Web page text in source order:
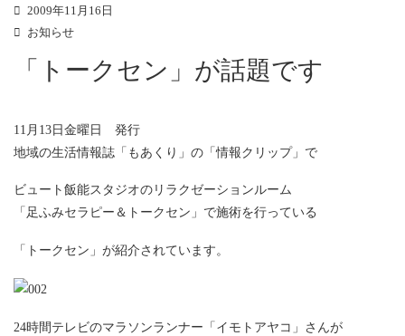
2009年11月16日
お知らせ
「トークセン」が話題です
11月13日金曜日 発行
地域の生活情報誌「もあくり」の「情報クリップ」で
ビュート飯能スタジオのリラクゼーションルーム
「足ふみセラピー＆トークセン」で施術を行っている
「トークセン」が紹介されています。
24時間テレビのマラソンランナー「イモトアヤコ」さんが